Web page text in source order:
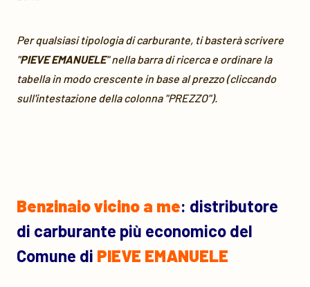
Per qualsiasi tipologia di carburante, ti basterà scrivere
"PIEVE EMANUELE" nella barra di ricerca e ordinare la
tabella in modo crescente in base al prezzo (cliccando
sull'intestazione della colonna "PREZZO").
Benzinaio vicino a me: distributore
di carburante più economico del
Comune di PIEVE EMANUELE